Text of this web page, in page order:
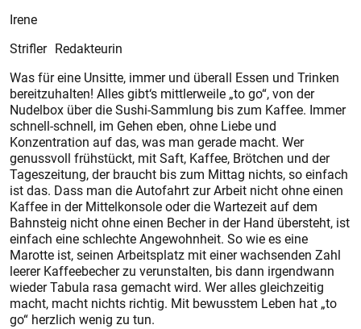
Irene
Strifler Redakteurin
Was für eine Unsitte, immer und überall Essen und Trinken
bereitzuhalten! Alles gibt‘s mittlerweile „to go“, von der
Nudelbox über die Sushi-Sammlung bis zum Kaffee. Immer
schnell-schnell, im Gehen eben, ohne Liebe und
Konzentration auf das, was man gerade macht. Wer
genussvoll frühstückt, mit Saft, Kaffee, Brötchen und der
Tageszeitung, der braucht bis zum Mittag nichts, so einfach
ist das. Dass man die Autofahrt zur Arbeit nicht ohne einen
Kaffee in der Mittelkonsole oder die Wartezeit auf dem
Bahnsteig nicht ohne einen Becher in der Hand übersteht, ist
einfach eine schlechte Angewohnheit. So wie es eine
Marotte ist, seinen Arbeitsplatz mit einer wachsenden Zahl
leerer Kaffeebecher zu verunstalten, bis dann irgendwann
wieder Tabula rasa gemacht wird. Wer alles gleichzeitig
macht, macht nichts richtig. Mit bewusstem Leben hat „to
go“ herzlich wenig zu tun.